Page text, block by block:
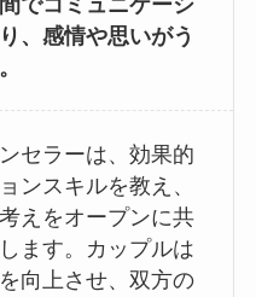
、感情や思いがう
セラーは、効果的
ンスキルを教え、
えをオープンに共
ます。カップルは
向上させ、双方の